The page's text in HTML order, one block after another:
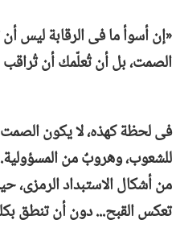
«إن أسوأ ما فى الرقابة ليس
الصمت، بل أن تُعلّمك أن
فى لحظة كهذه، لا يكون
للشعوب، وهروبٌ من
من أشكال الاستبداد الرمزى،
تعكس القبح... دون أن تنطق